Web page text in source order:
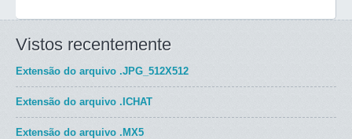
Vistos recentemente
Extensão do arquivo .JPG_512X512
Extensão do arquivo .ICHAT
Extensão do arquivo .MX5